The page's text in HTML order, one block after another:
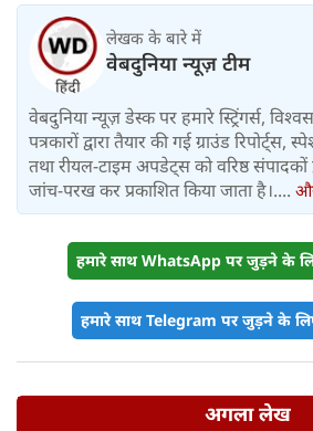
लेखक के बारे में
वेबदुनिया न्यूज़ टीम
वेबदुनिया न्यूज़ डेस्क पर हमारे स्ट्रिंगर्स,
पत्रकारों द्वारा तैयार की गई ग्राउंड रिपोर्ट्स,
तथा रीयल-टाइम अपडेट्स को वरिष्ठ संपादकों
जांच-परख कर प्रकाशित किया जाता है।....
हमारे साथ WhatsApp पर जुड़ने के
हमारे साथ Telegram पर जुड़ने के
अगला लेख